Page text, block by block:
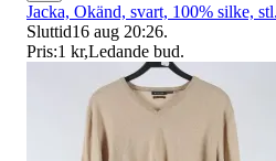
Jacka, Okänd, svart, 100% silke,
Sluttid16 aug 20:26.
Pris:1 kr,Ledande bud.